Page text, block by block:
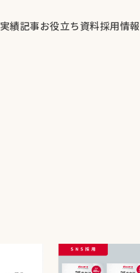
実績記事お役立ち資料採用情報